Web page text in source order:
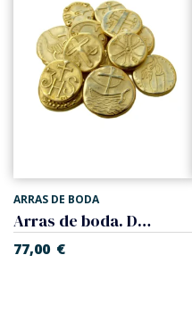
ARRAS DE BODA
Arras de boda. Dorado
77,00 €